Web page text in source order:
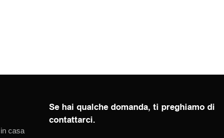
casa
Se hai qualche domanda, ti preghiamo di
contattarci.